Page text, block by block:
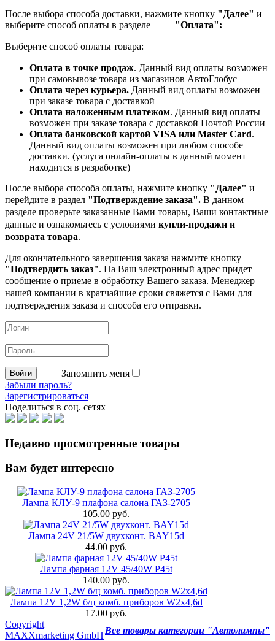
После выбора способа доставки, нажмите кнопку "Далее" и
выберите способ оплаты в разделе "Оплата":
Выберите способ оплаты товара:
Оплата в точке продаж. Данный вид оплаты возможен
при самовывозе товара из магазинов АвтоГлобус
Оплата через курьера. Данный вид оплаты возможен
при заказе товара с доставкой
Оплата наложенным платежом. Данный вид оплаты
возможен при заказе товара с доставкой Почтой России
Оплата банковской картой VISA или Master Card.
Данный вид оплаты возможен при любом способе
доставки. (услуга онлайн-оплаты в данный момент
находится в разработке)
После выбора способа оплаты, нажмите кнопку "Далее" и
перейдите в раздел "Подтверждение заказа". В данном
разделе проверьте заказанные Вами товары, Ваши контактные
данные и ознакомьтесь с условиями купли-продажи и
возврата товара.
Для окончательного завершения заказа нажмите кнопку
"Подтвердить заказ". На Ваш электронный адрес придет
сообщение о приеме в обработку Вашего заказа. Менеджер
нашей компании в кратчайшие сроки свяжется с Вами для
подтверждения заказа и способа его отправки.
Запомнить меня
Забыли пароль?
Зарегистрироваться
Поделиться в соц. сетях
Недавно просмотренные товары
Вам будет интересно
Лампа КЛУ-9 плафона салона ГАЗ-2705
105.00 руб.
Лампа 24V 21/5W двухконт. BAY15d
44.00 руб.
Лампа фарная 12V 45/40W Р45t
140.00 руб.
Лампа 12V 1,2W б/ц комб. приборов W2х4,6d
17.00 руб.
Все товары категории "Автолампы"
Copyright
MAXXmarketing GmbH